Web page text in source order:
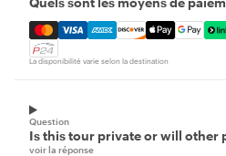
Mastercard, Visa, Amex,
La disponibilité varie selon la destination
Question
Is this tour private or will other
voir la réponse